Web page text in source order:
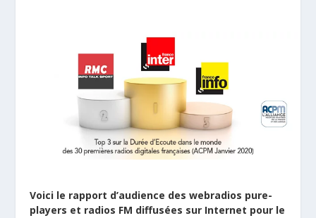
Voici le rapport d’audience des webradios pure-
players et radios FM diffusées sur Internet pour le